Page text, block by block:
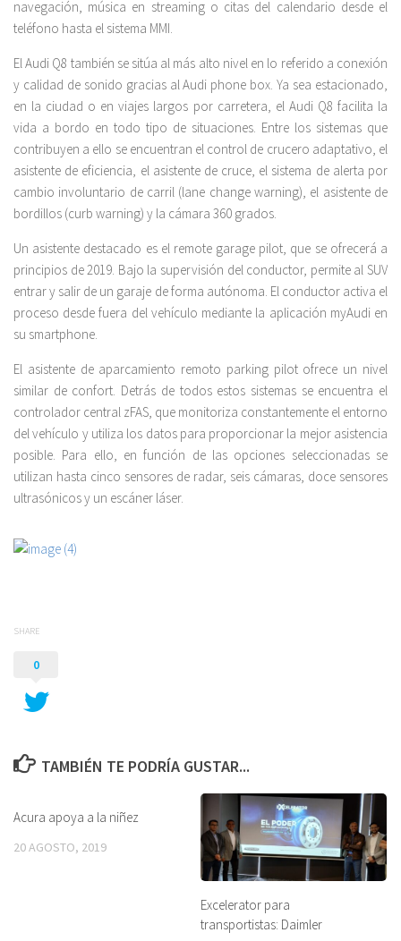
navegación, música en streaming o citas del calendario desde el
teléfono hasta el sistema MMI.
El Audi Q8 también se sitúa al más alto nivel en lo referido a conexión
y calidad de sonido gracias al Audi phone box. Ya sea estacionado,
en la ciudad o en viajes largos por carretera, el Audi Q8 facilita la
vida a bordo en todo tipo de situaciones. Entre los sistemas que
contribuyen a ello se encuentran el control de crucero adaptativo, el
asistente de eficiencia, el asistente de cruce, el sistema de alerta por
cambio involuntario de carril (lane change warning), el asistente de
bordillos (curb warning) y la cámara 360 grados.
Un asistente destacado es el remote garage pilot, que se ofrecerá a
principios de 2019. Bajo la supervisión del conductor, permite al SUV
entrar y salir de un garaje de forma autónoma. El conductor activa el
proceso desde fuera del vehículo mediante la aplicación myAudi en
su smartphone.
El asistente de aparcamiento remoto parking pilot ofrece un nivel
similar de confort. Detrás de todos estos sistemas se encuentra el
controlador central zFAS, que monitoriza constantemente el entorno
del vehículo y utiliza los datos para proporcionar la mejor asistencia
posible. Para ello, en función de las opciones seleccionadas se
utilizan hasta cinco sensores de radar, seis cámaras, doce sensores
ultrasónicos y un escáner láser.
SHARE
0
TAMBIÉN TE PODRÍA GUSTAR...
Acura apoya a la niñez
20 AGOSTO, 2019
Excelerator para
transportistas: Daimler